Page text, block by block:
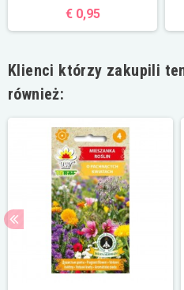
€ 0,95
Klienci którzy zakupili
również: